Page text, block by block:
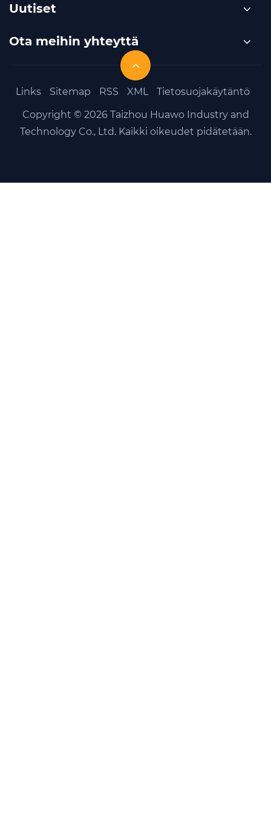
Uutiset
Ota meihin yhteyttä
Links Sitemap RSS XML
Tietosuojakäytäntö
Copyright © 2026 Taizhou Huawo Industry and
Technology Co., Ltd. Kaikki oikeudet pidätetään.